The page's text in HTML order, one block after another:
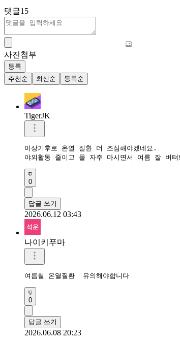
댓글15
사진첨부
등록
추천순
최신순 등록순
TigerJK
이상기후로 온열 질환 더 조심해야겠네요.
야외활동 줄이고 물 자주 마시면서 여름 잘 버
0
답글 쓰기
2026.06.12 03:43
나이키푸마
여름철 온열질환  유의해야합니다
0
답글 쓰기
2026.06.08 20:23